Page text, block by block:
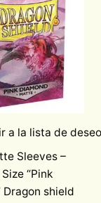
a la lista de
Sleeves –
“Pink
Dragon shield